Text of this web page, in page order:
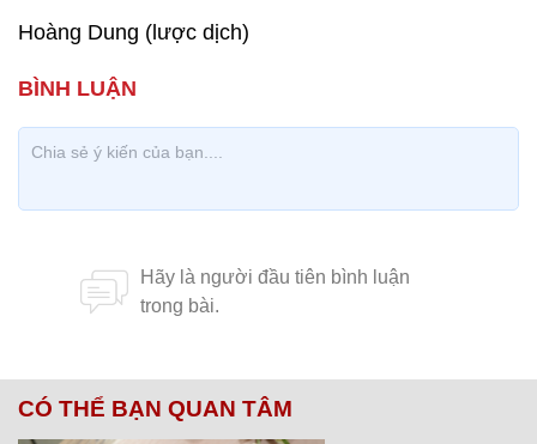
Hoàng Dung (lược dịch)
CÓ THỂ BẠN QUAN TÂM